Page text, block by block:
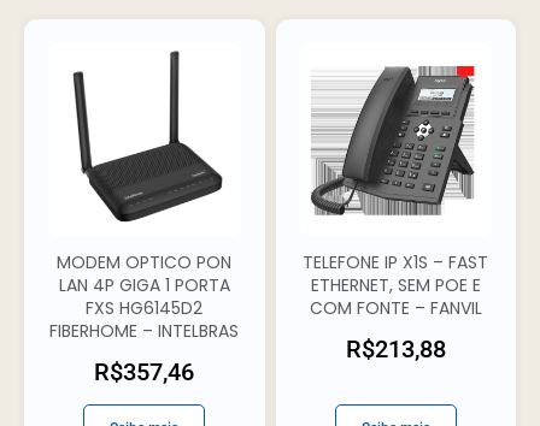
MODEM OPTICO PON
LAN 4P GIGA 1 PORTA
FXS HG6145D2
FIBERHOME – INTELBRAS
R$357,46
TELEFONE IP X1S – FAST
ETHERNET, SEM POE E
COM FONTE – FANVIL
R$213,88